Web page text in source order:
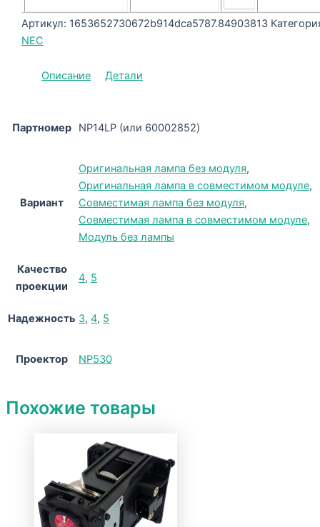
Артикул: 1653652730672b914dca5787.84903813
NEC
Описание Детали
Партномер NP14LP (или 60002852)
Вариант
Оригинальная лампа без модуля,
Оригинальная лампа в совместимом модуле,
Совместимая лампа без модуля,
Совместимая лампа в совместимом модуле,
Модуль без лампы
Качество
проекции
4, 5
Надежность 3, 4, 5
Проектор NP530
Похожие товары